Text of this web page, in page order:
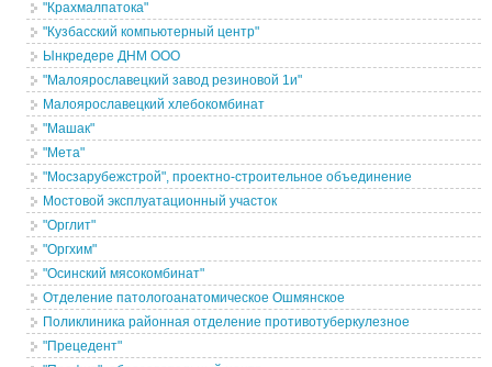
"Крахмалпатока"
"Кузбасский компьютерный центр"
Ынкредере ДНМ ООО
"Малоярославецкий завод резиновой 1и"
Малоярославецкий хлебокомбинат
"Машак"
"Мета"
"Мосзарубежстрой", проектно-строительное объединение
Мостовой эксплуатационный участок
"Орглит"
"Оргхим"
"Осинский мясокомбинат"
Отделение патологоанатомическое Ошмянское
Поликлиника районная отделение противотуберкулезное
"Прецедент"